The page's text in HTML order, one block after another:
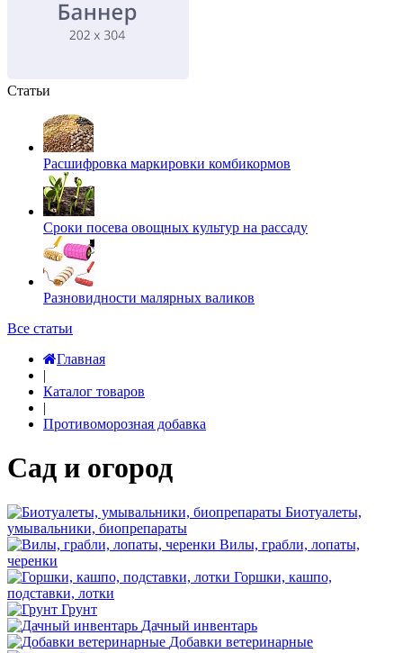
Статьи
Расшифровка маркировки комбикормов
Сроки посева овощных культур на рассаду
Разновидности малярных валиков
Все статьи
Главная
|
Каталог товаров
|
Противоморозная добавка
Сад и огород
Биотуалеты,
умывальники, биопрепараты
Вилы, грабли, лопаты,
черенки
Горшки, кашпо,
подставки, лотки
Грунт
Дачный инвентарь
Добавки ветеринарные